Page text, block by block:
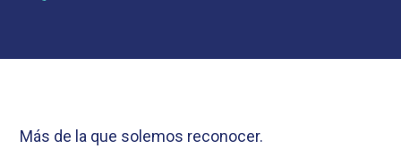
Más de la que solemos reconocer.